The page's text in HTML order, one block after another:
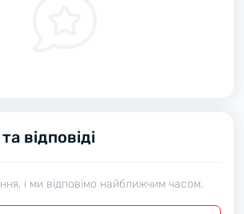
відповіді
і ми відповімо найближчим часом.